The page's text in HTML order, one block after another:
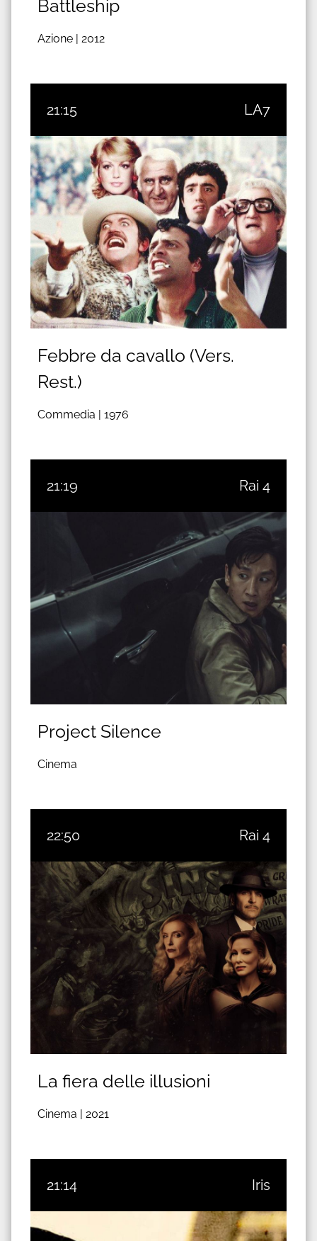
Battleship
Azione | 2012
21:15 LA7
Febbre da cavallo (Vers.
Rest.)
Commedia | 1976
21:19 Rai 4
Project Silence
Cinema
22:50 Rai 4
La fiera delle illusioni
Cinema | 2021
21:14 Iris